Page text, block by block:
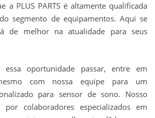
a PLUS PARTS é altamente qualificada
segmento de equipamentos. Aqui se
de melhor na atualidade para seus
essa oportunidade passar, entre em
com nossa equipe para um
para sensor de sono. Nosso
colaboradores especializados em